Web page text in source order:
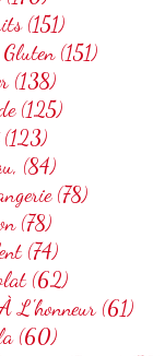
(151)
(151)
(138)
(125)
(123)
(84)
(78)
(78)
(74)
(62)
L'honneur (61)
(60)